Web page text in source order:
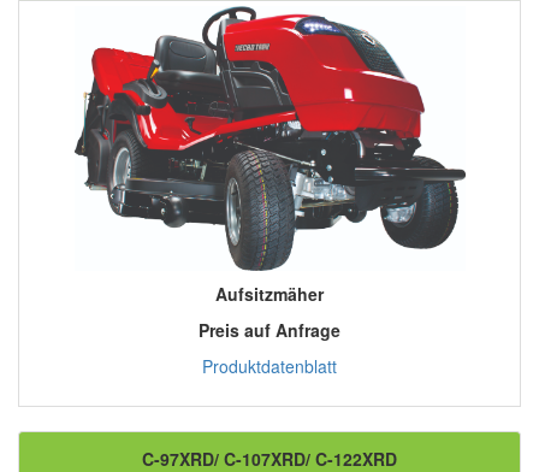
Aufsitzmäher
Preis auf Anfrage
Produktdatenblatt
C-97XRD/ C-107XRD/ C-122XRD